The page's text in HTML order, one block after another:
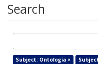
Search
Subject: Ontología ×